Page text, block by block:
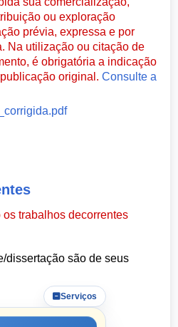
ou exploração
prévia, expressa e por
Na utilização ou citação de
é obrigatória a indicação
original.Consulte a
trabalhos decorrentes
dissertação são de seus
Serviços